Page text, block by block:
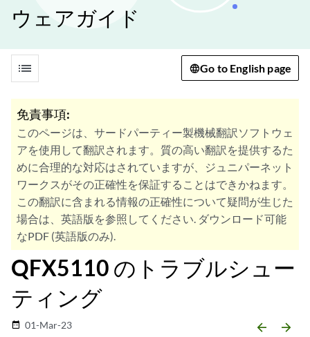
ウェアガイド
list Go to English page
免責事項:
このページは、サードパーティー製機械翻訳ソフトウェ
アを使用して翻訳されます。質の高い翻訳を提供するた
めに合理的な対応はされていますが、ジュニパーネット
ワークスがその正確性を保証することはできかねます。
この翻訳に含まれる情報の正確性について疑問が生じた
場合は、英語版を参照してください. ダウンロード可能
なPDF (英語版のみ).
QFX5110 のトラブルシュー
ティング
date_range 01-Mar-23 arrow_backward arrow_forward